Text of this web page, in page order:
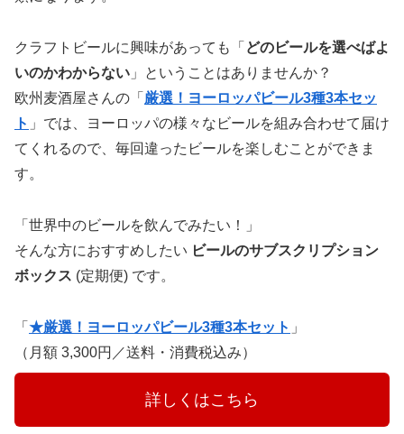
クラフトビールに興味があっても「 どのビールを選べばよ
いのかわからない 」ということはありませんか？
欧州麦酒屋さんの「 厳選！ヨーロッパビール3種3本セッ
ト 」では、ヨーロッパの様々なビールを組み合わせて届け
てくれるので、毎回違ったビールを楽しむことができま
す。
「世界中のビールを飲んでみたい！」
そんな方におすすめしたい ビールのサブスクリプション
ボックス (定期便) です。
「 ★厳選！ヨーロッパビール3種3本セット 」
（月額 3,300円／送料・消費税込み）
詳しくはこちら